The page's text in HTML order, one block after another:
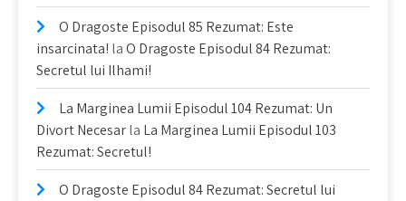
O Dragoste Episodul 85 Rezumat: Este
insarcinata! laO Dragoste Episodul 84 Rezumat:
Secretul lui Ilhami!
La Marginea Lumii Episodul 104 Rezumat: Un
Divort Necesarla La Marginea Lumii Episodul 103
Rezumat: Secretul!
O Dragoste Episodul 84 Rezumat: Secretul lui